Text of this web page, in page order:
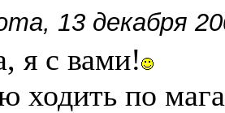
13 декабря
я с вами!
ходить по